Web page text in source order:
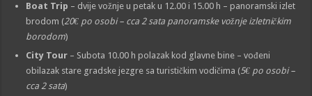
Boat Trip – dvije vožnje u petak u 12.00 i 15.00 h – panoramski izlet
brodom (20€ po osobi – cca 2 sata panoramske vožnje izletničkim
borodom)
City Tour – Subota 10.00 h polazak kod glavne bine – vođeni
obilazak stare gradske jezgre sa turističkim vodičima (5€ po osobi –
cca 2 sata)